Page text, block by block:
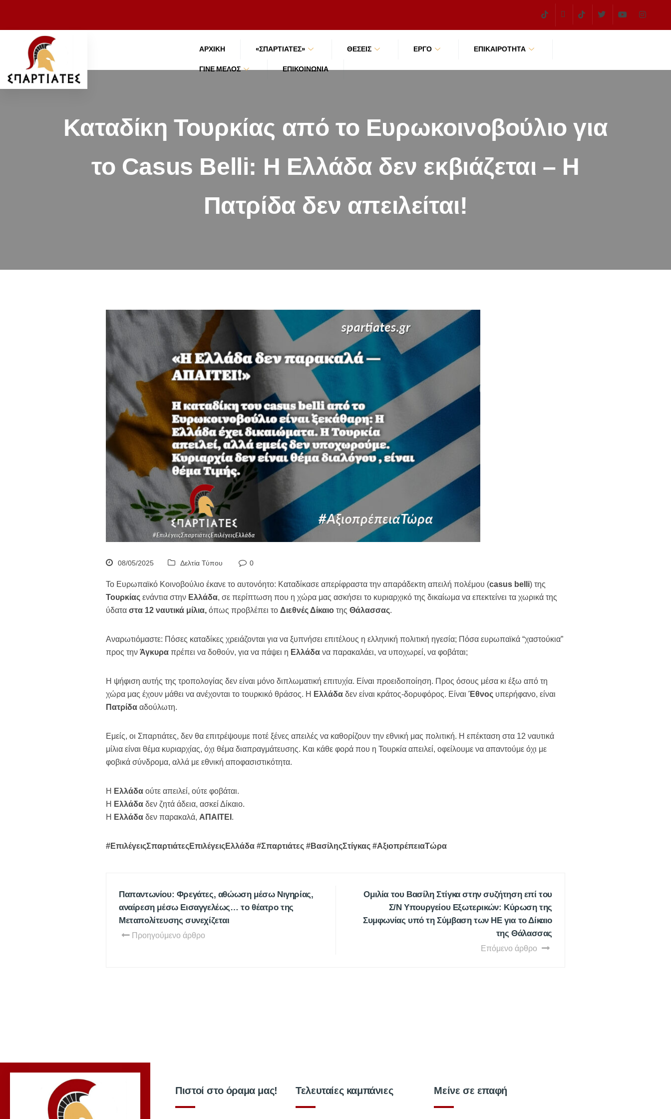
ΑΡΧΙΚΉ «ΣΠΑΡΤΙΑΤΕΣ» ΘΕΣΕΙΣ ΕΡΓΟ
ΕΠΙΚΑΙΡΌΤΗΤΑ
ΓΊΝΕ ΜΈΛΟΣ
ΕΠΙΚΟΙΝΩΝΊΑ
Καταδίκη Τουρκίας από το Ευρωκοινοβούλιο για
το Casus Belli: Η Ελλάδα δεν εκβιάζεται – Η
Πατρίδα δεν απειλείται!
08/05/2025 Δελτία Τύπου 0
Το Ευρωπαϊκό Κοινοβούλιο έκανε το αυτονόητο: Καταδίκασε απερίφραστα την απαράδεκτη απειλή πολέμου (casus belli) της
Τουρκίας ενάντια στην Ελλάδα, σε περίπτωση που η χώρα μας ασκήσει το κυριαρχικό της δικαίωμα να επεκτείνει τα χωρικά της
ύδατα στα 12 ναυτικά μίλια, όπως προβλέπει το Διεθνές Δίκαιο της Θάλασσας.
Αναρωτιόμαστε: Πόσες καταδίκες χρειάζονται για να ξυπνήσει επιτέλους η ελληνική πολιτική ηγεσία; Πόσα ευρωπαϊκά “χαστούκια”
προς την Άγκυρα πρέπει να δοθούν, για να πάψει η Ελλάδα να παρακαλάει, να υποχωρεί, να φοβάται;
Η ψήφιση αυτής της τροπολογίας δεν είναι μόνο διπλωματική επιτυχία. Είναι προειδοποίηση. Προς όσους μέσα κι έξω από τη
χώρα μας έχουν μάθει να ανέχονται το τουρκικό θράσος. Η Ελλάδα δεν είναι κράτος-δορυφόρος. Είναι Έθνος υπερήφανο, είναι
Πατρίδα αδούλωτη.
Εμείς, οι Σπαρτιάτες, δεν θα επιτρέψουμε ποτέ ξένες απειλές να καθορίζουν την εθνική μας πολιτική. Η επέκταση στα 12 ναυτικά
μίλια είναι θέμα κυριαρχίας, όχι θέμα διαπραγμάτευσης. Και κάθε φορά που η Τουρκία απειλεί, οφείλουμε να απαντούμε όχι με
φοβικά σύνδρομα, αλλά με εθνική αποφασιστικότητα.
Η Ελλάδα ούτε απειλεί, ούτε φοβάται.
Η Ελλάδα δεν ζητά άδεια, ασκεί Δίκαιο.
Η Ελλάδα δεν παρακαλά, ΑΠΑΙΤΕΙ .
#ΕπιλέγειςΣπαρτιάτεςΕπιλέγειςΕλλάδα #Σπαρτιάτες #ΒασίληςΣτίγκας #ΑξιοπρέπειαΤώρα
Παπαντωνίου: Φρεγάτες, αθώωση μέσω Νιγηρίας,
αναίρεση μέσω Εισαγγελέως… το θέατρο της
Μεταπολίτευσης συνεχίζεται
Προηγούμενο άρθρο
Ομιλία του Βασίλη Στίγκα στην συζήτηση επί του
Σ/Ν Υπουργείου Εξωτερικών: Κύρωση της
Συμφωνίας υπό τη Σύμβαση των ΗΕ για το Δίκαιο
της Θάλασσας
Επόμενο άρθρο
Πιστοί στο όραμα μας! Τελευταίες καμπάνιες Μείνε σε επαφή